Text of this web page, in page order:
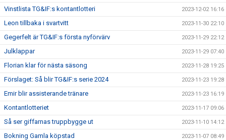
Vinstlista TG&IF:s kontantlotteri 2023-12-02 16:16
Leon tillbaka i svartvitt 2023-11-30 22:10
Gegerfelt är TG&IF:s första nyförvärv 2023-11-29 22:12
Julklappar 2023-11-29 07:40
Florian klar för nästa säsong 2023-11-28 19:25
Förslaget: Så blir TG&IF:s serie 2024 2023-11-23 19:28
Emir blir assisterande tränare 2023-11-23 16:19
Kontantlotteriet 2023-11-17 09:06
Så ser giffarnas truppbygge ut 2023-11-10 14:12
Bokning Gamla köpstad 2023-11-07 08:49